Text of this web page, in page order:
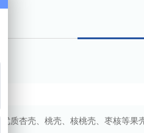
杏壳、桃壳、核桃壳、枣核等果